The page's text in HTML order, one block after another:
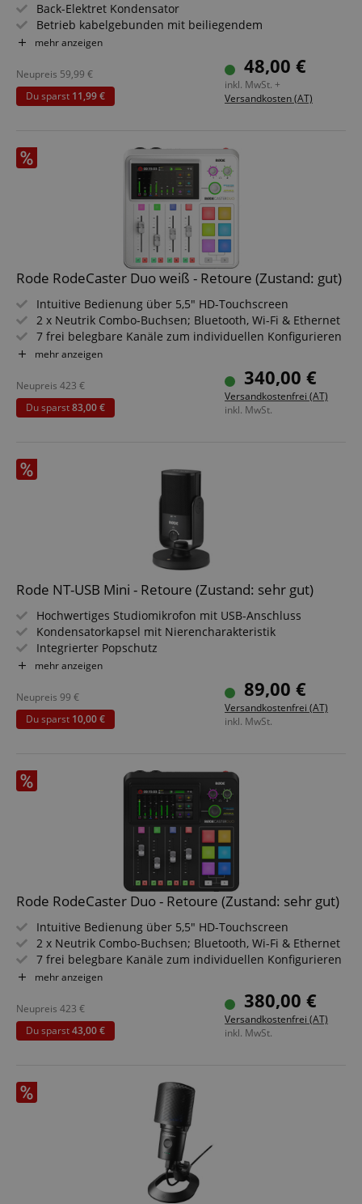
Back-Elektret Kondensator
Betrieb kabelgebunden mit beiliegendem
Phantomspeiseadapter
Frequenzgang: 50 - 16.000Hz
mehr anzeigen
48,00 €
inkl. MwSt. +
Versandkosten (AT)
Neupreis 59,99 €
Du sparst 11,99 €
Rode RodeCaster Duo weiß - Retoure (Zustand: gut)
Intuitive Bedienung über 5,5" HD-Touchscreen
2 x Neutrik Combo-Buchsen; Bluetooth, Wi-Fi & Ethernet
7 frei belegbare Kanäle zum individuellen Konfigurieren
des Mixers
Stereo- & Multitrack-Aufnahme auf microSD, USB-
Speicher oder Rechner
2 x USB zum gleichzeitigen Anschluss von 2 Rechnern
oder Mobilgeräten
mehr anzeigen
340,00 €
Versandkostenfrei (AT)
inkl. MwSt.
Neupreis 423 €
Du sparst83,00 €
Rode NT-USB Mini - Retoure (Zustand: sehr gut)
Hochwertiges Studiomikrofon mit USB-Anschluss
Kondensatorkapsel mit Nierencharakteristik
Integrierter Popschutz
Eingebautes Audio-Interface mit USB-C-Anschluss
Class Compliant - wird sofort vom Rechner erkannt
Kopfhörerausgang: 3,5 mm Stereoklinke mit
Lautstärkeregler
Schaltbares Direkt-Monitoring für latenzfreies
mehr anzeigen
89,00 €
Versandkostenfrei (AT)
inkl. MwSt.
Neupreis 99 €
Du sparst 10,00 €
Rode RodeCaster Duo - Retoure (Zustand: sehr gut)
Intuitive Bedienung über 5,5" HD-Touchscreen
2 x Neutrik Combo-Buchsen; Bluetooth, Wi-Fi & Ethernet
7 frei belegbare Kanäle zum individuellen Konfigurieren
des Mixers
Stereo- & Multitrack-Aufnahme auf microSD, USB-
Speicher oder Rechner
2 x USB zum gleichzeitigen Anschluss von 2 Rechnern
oder Mobilgeräten
mehr anzeigen
380,00 €
Versandkostenfrei (AT)
inkl. MwSt.
Neupreis 423 €
Du sparst43,00 €